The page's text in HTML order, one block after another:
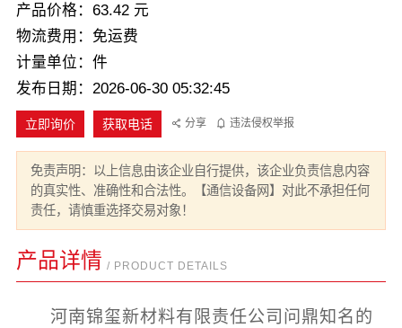
产品价格：63.42 元
物流费用：免运费
计量单位：件
发布日期：2026-06-30 05:32:45
立即询价 获取电话 分享 违法侵权举报
免责声明：以上信息由该企业自行提供，该企业负责信息内容
的真实性、准确性和合法性。【通信设备网】对此不承担任何
责任，请慎重选择交易对象！
产品详情 / PRODUCT DETAILS
河南锦玺新材料有限责任公司问鼎知名的